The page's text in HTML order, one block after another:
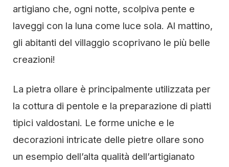
artigiano che, ogni notte, scolpiva pente e
laveggi con la luna come luce sola. Al mattino,
gli abitanti del villaggio scoprivano le più belle
creazioni!
La pietra ollare è principalmente utilizzata per
la cottura di pentole e la preparazione di piatti
tipici valdostani. Le forme uniche e le
decorazioni intricate delle pietre ollare sono
un esempio dell’alta qualità dell’artigianato